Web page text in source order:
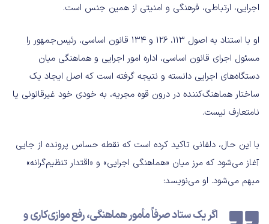
اجرایی، ارتباطی، فرهنگی و امنیتی از همین جنس است.
او با استناد به اصول ۱۱۳، ۱۲۶ و ۱۳۴ قانون اساسی، رئیس‌جمهور را
مسئول اجرای قانون اساسی، اداره امور اجرایی و هماهنگی میان
دستگاه‌های اجرایی دانسته و نتیجه گرفته است که اصل ایجاد یک
ساختار هماهنگ‌کننده در درون قوه مجریه، به خودی خود غیرقانونی یا
نامتعارف نیست.
با این حال، دلفانی تاکید کرده است که نقطه حساس پرونده از جایی
آغاز می‌شود که مرز میان «هماهنگی اجرایی» و «اقتدار تنظیم‌گرانه»
مبهم می‌شود. او می‌نویسد:
اگر یک ستاد صرفاً مأمور هماهنگی، رفع موازی‌کاری و